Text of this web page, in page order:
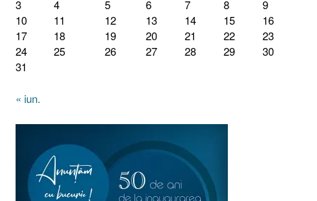
3
4 5 6 7 8
9
10
11 12 13 14 15
16
17
18 19 20 21 22
23
24
25 26 27 28 29
30
31
« iun.